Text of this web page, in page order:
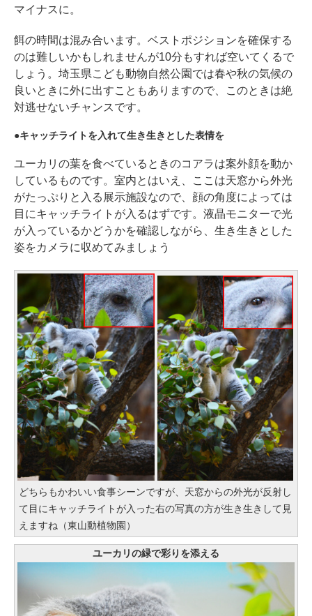
マイナスに。
餌の時間は混み合います。ベストポジションを確保する
のは難しいかもしれませんが10分もすれば空いてくるで
しょう。埼玉県こども動物自然公園では春や秋の気候の
良いときに外に出すこともありますので、このときは絶
対逃せないチャンスです。
キャッチライトを入れて生き生きとした表情を
ユーカリの葉を食べているときのコアラは案外顔を動か
しているものです。室内とはいえ、ここは天窓から外光
がたっぷりと入る展示施設なので、顔の角度によっては
目にキャッチライトが入るはずです。液晶モニターで光
が入っているかどうかを確認しながら、生き生きとした
姿をカメラに収めてみましょう
どちらもかわいい食事シーンですが、天窓からの外光が反射し
て目にキャッチライトが入った右の写真の方が生き生きして見
えますね（東山動植物園）
ユーカリの緑で彩りを添える